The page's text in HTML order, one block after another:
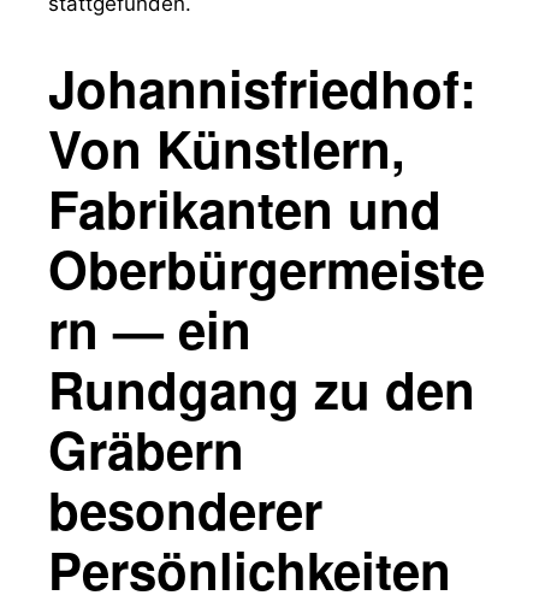
Johannisfriedhof:
Von Künstlern,
Fabrikanten und
Oberbürgermeiste
rn — ein
Rundgang zu den
Gräbern
besonderer
Persönlichkeiten